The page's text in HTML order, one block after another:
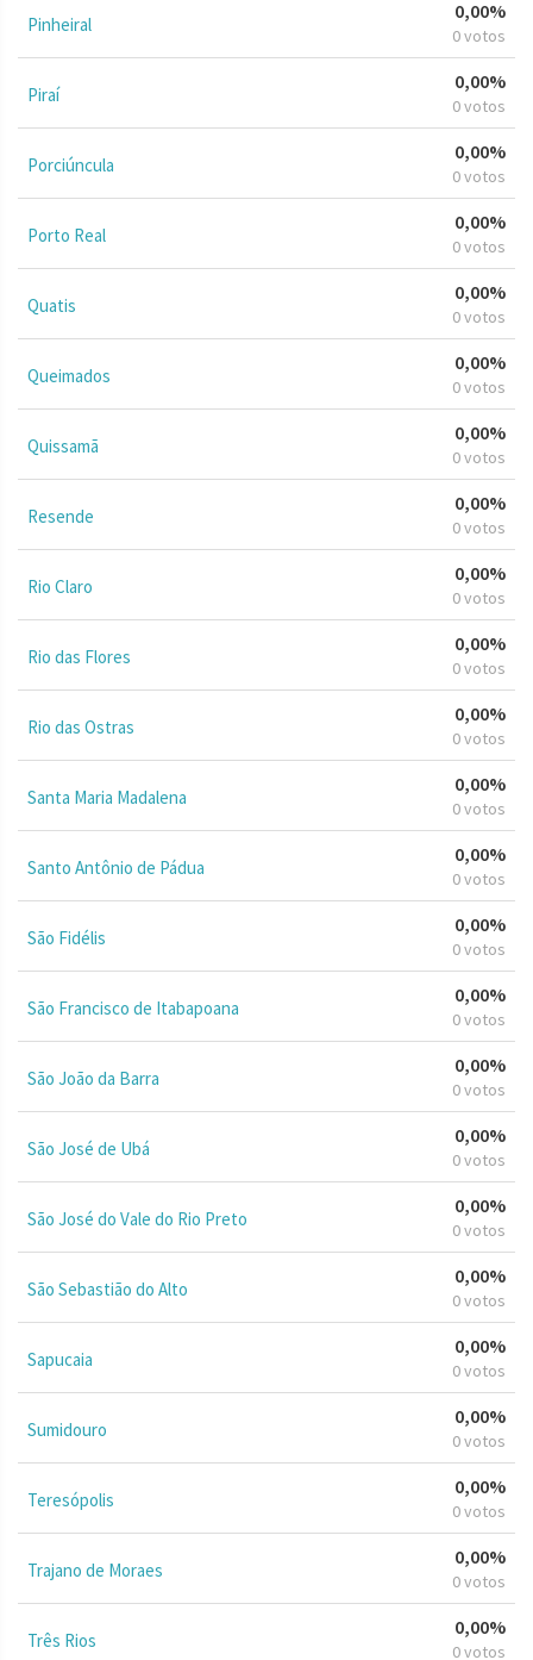
Pinheiral
0,00%
0 votos
Piraí
0,00%
0 votos
Porciúncula
0,00%
0 votos
Porto Real
0,00%
0 votos
Quatis
0,00%
0 votos
Queimados
0,00%
0 votos
Quissamã
0,00%
0 votos
Resende
0,00%
0 votos
Rio Claro
0,00%
0 votos
Rio das Flores
0,00%
0 votos
Rio das Ostras
0,00%
0 votos
Santa Maria Madalena
0,00%
0 votos
Santo Antônio de Pádua
0,00%
0 votos
São Fidélis
0,00%
0 votos
São Francisco de Itabapoana
0,00%
0 votos
São João da Barra
0,00%
0 votos
São José de Ubá
0,00%
0 votos
São José do Vale do Rio Preto
0,00%
0 votos
São Sebastião do Alto
0,00%
0 votos
Sapucaia
0,00%
0 votos
Sumidouro
0,00%
0 votos
Teresópolis
0,00%
0 votos
Trajano de Moraes
0,00%
0 votos
Três Rios
0,00%
0 votos